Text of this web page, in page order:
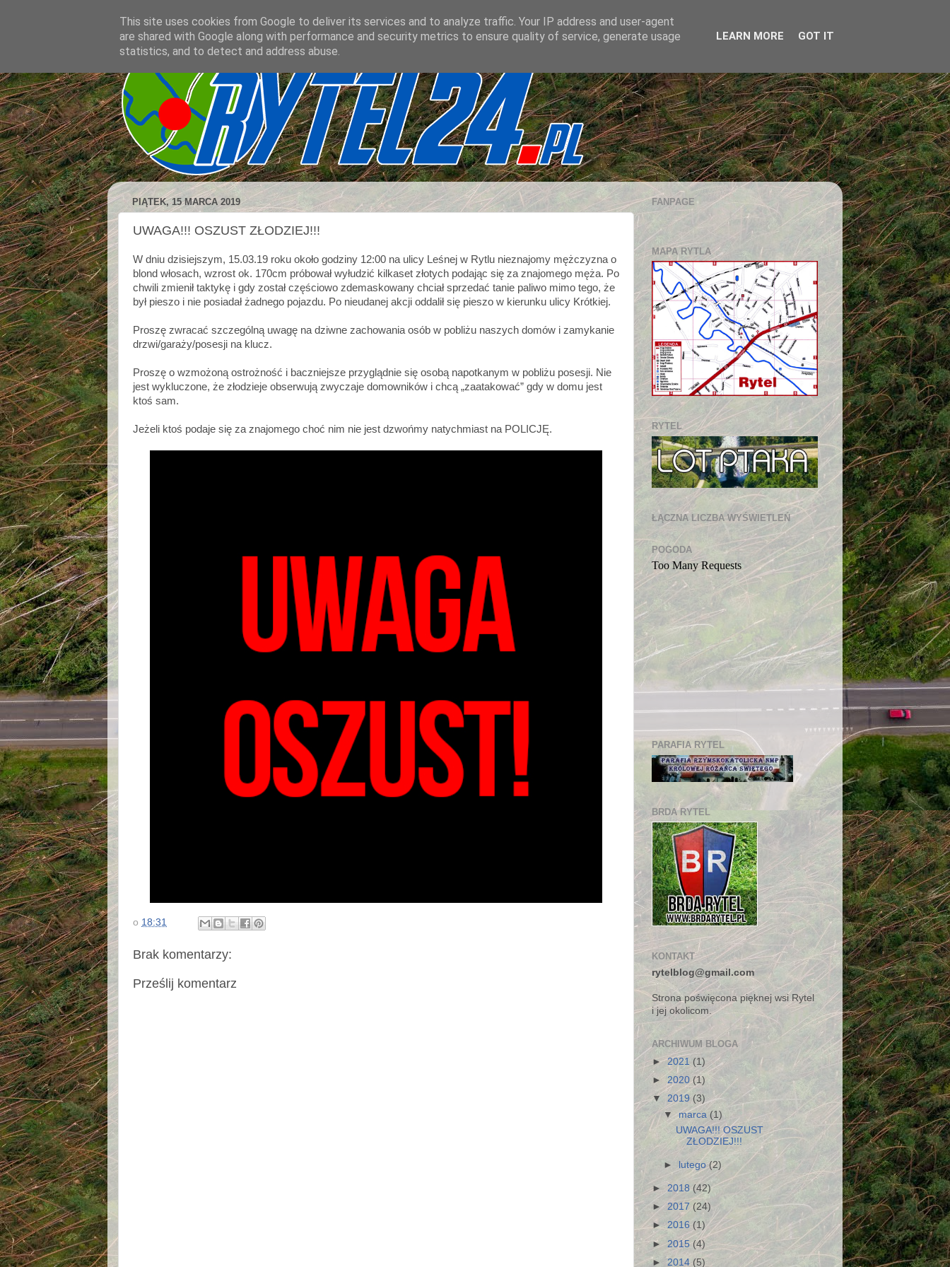
PIĄTEK, 15 MARCA 2019
UWAGA!!! OSZUST ZŁODZIEJ!!!
W dniu dzisiejszym, 15.03.19 roku około godziny 12:00 na ulicy Leśnej w Rytlu nieznajomy mężczyzna o
blond włosach, wzrost ok. 170cm próbował wyłudzić kilkaset złotych podając się za znajomego męża. Po
chwili zmienił taktykę i gdy został częściowo zdemaskowany chciał sprzedać tanie paliwo mimo tego, że
był pieszo i nie posiadał żadnego pojazdu. Po nieudanej akcji oddalił się pieszo w kierunku ulicy Krótkiej.
Proszę zwracać szczególną uwagę na dziwne zachowania osób w pobliżu naszych domów i zamykanie
drzwi/garaży/posesji na klucz.
Proszę o wzmożoną ostrożność i baczniejsze przyglądnie się osobą napotkanym w pobliżu posesji. Nie
jest wykluczone, że złodzieje obserwują zwyczaje domowników i chcą „zaatakować” gdy w domu jest
ktoś sam.
Jeżeli ktoś podaje się za znajomego choć nim nie jest dzwońmy natychmiast na POLICJĘ.
o 18:31
Brak komentarzy:
Prześlij komentarz
FANPAGE
MAPA RYTLA
RYTEL
ŁĄCZNA LICZBA WYŚWIETLEŃ
POGODA
PARAFIA RYTEL
BRDA RYTEL
KONTAKT
rytelblog@gmail.com
Strona poświęcona pięknej wsi Rytel
i jej okolicom.
ARCHIWUM BLOGA
►2021 (1)
► 2020(1)
▼ 2019 (3)
▼ marca(1)
UWAGA!!! OSZUST
ZŁODZIEJ!!!
► lutego(2)
► 2018 (42)
► 2017 (24)
►2016 (1)
► 2015 (4)
► 2014(5)
This site uses cookies from Google to deliver its services and to analyze traffic. Your IP address and user-agent
are shared with Google along with performance and security metrics to ensure quality of service, generate usage
statistics, and to detect and address abuse.
LEARN MORE GOT IT